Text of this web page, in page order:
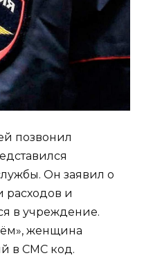
позвонил
Он заявил о
расходов и
в учреждение.
женщина
в СМС код.